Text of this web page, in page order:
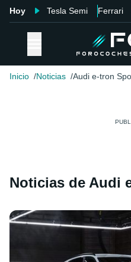
Hoy Tesla Semi Ferrari
Inicio Noticias Audi e-tron
Noticias de Audi